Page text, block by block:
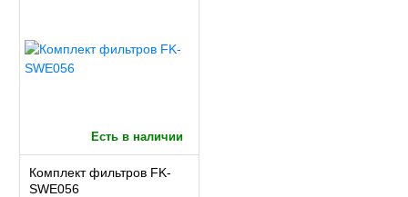
Есть в наличии
Комплект фильтров FK-
SWE056